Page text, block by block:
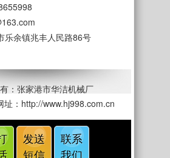
SMF550型立式磨盘…
余镇兆丰人民路86号
：张家港市华洁机械厂
：http://www.hj998.com.cn
发送
短信
联系
我们